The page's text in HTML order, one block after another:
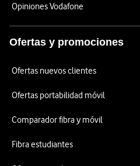
Opiniones Vodafone
Ofertas y promociones
Ofertas nuevos clientes
Ofertas portabilidad móvil
Comparador fibra y móvil
Fibra estudiantes